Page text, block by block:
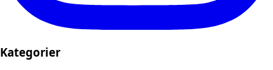
Kategorier